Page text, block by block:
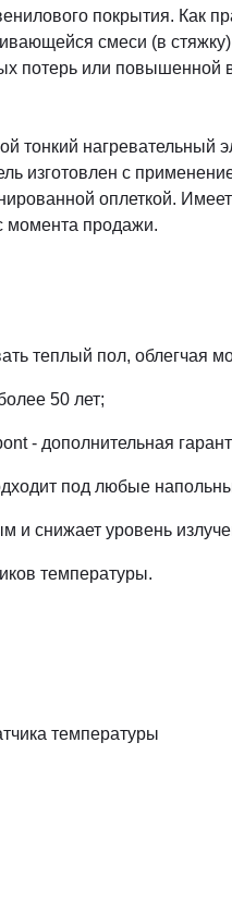
покрытия. Как
смеси (в
потерь или повышенной
тонкий
изготовлен с
оплеткой.
момента продажи.
теплый пол, облегчая
50 лет;
- дополнительная
под любые
снижает уровень
температуры.
температуры